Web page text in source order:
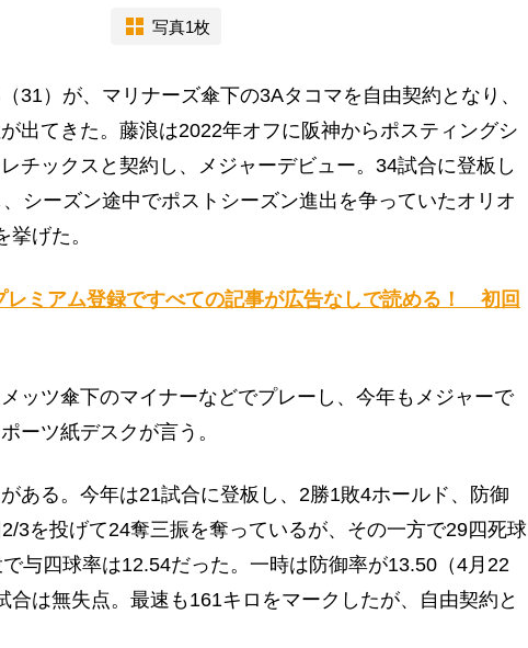
写真1枚
31）が、マリナーズ傘下の3Aタコマを自由契約となり、
出てきた。藤浪は2022年オフに阪神からポスティングシ
チックスと契約し、メジャーデビュー。34試合に登板し
シーズン途中でポストシーズン進出を争っていたオリオ
げた。
レミアム登録ですべての記事が広告なしで読める！ 初回
ッツ傘下のマイナーなどでプレーし、今年もメジャーで
ーツ紙デスクが言う。
がある。今年は21試合に登板し、2勝1敗4ホールド、防御
3を投げて24奪三振を奪っているが、その一方で29四死球
で与四球率は12.54だった。一時は防御率が13.50（4月22
合は無失点。最速も161キロをマークしたが、自由契約と